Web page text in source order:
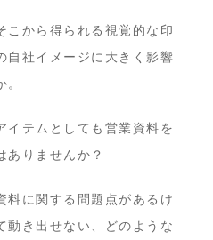
こから得られる視覚的な印
自社イメージに大きく影響
。
イテムとしても営業資料を
ありませんか？
料に関する問題点があるけ
動き出せない、どのような